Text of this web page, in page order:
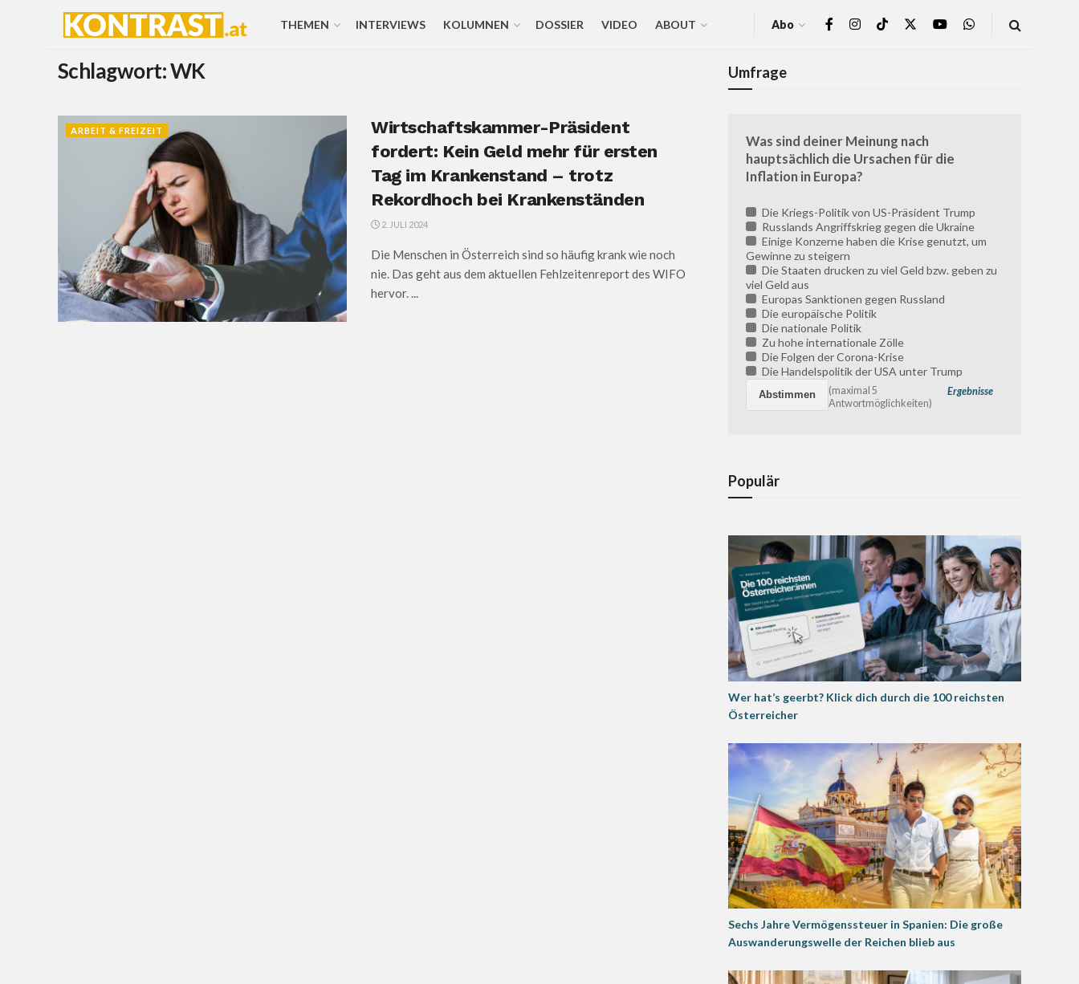
THEMEN INTERVIEWS KOLUMNEN DOSSIER VIDEO ABOUT Abo
Schlagwort:WK
ARBEIT & FREIZEIT
Wirtschaftskammer-Präsident
fordert: Kein Geld mehr für ersten
Tag im Krankenstand – trotz
Rekordhoch bei Krankenständen
2. JULI 2024
Die Menschen in Österreich sind so häufig krank wie noch
nie. Das geht aus dem aktuellen Fehlzeitenreport des WIFO
hervor. ...
Umfrage
Was sind deiner Meinung nach
hauptsächlich die Ursachen für die
Inflation in Europa?
Die Kriegs-Politik von US-Präsident Trump
Russlands Angriffskrieg gegen die Ukraine
Einige Konzerne haben die Krise genutzt, um
Gewinne zu steigern
Die Staaten drucken zu viel Geld bzw. geben zu
viel Geld aus
Europas Sanktionen gegen Russland
Die europäische Politik
Die nationale Politik
Zu hohe internationale Zölle
Die Folgen der Corona-Krise
Die Handelspolitik der USA unter Trump
Ergebnisse
(maximal 5
Antwortmöglichkeiten)
Populär
Wer hat’s geerbt? Klick dich durch die 100 reichsten
Österreicher
Sechs Jahre Vermögenssteuer in Spanien: Die große
Auswanderungswelle der Reichen blieb aus